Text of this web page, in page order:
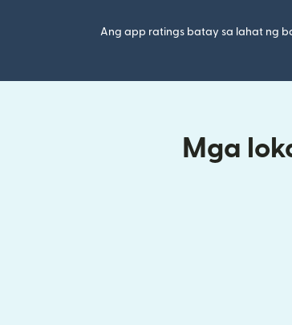
Ang app ratings batay sa lahat ng
Mga